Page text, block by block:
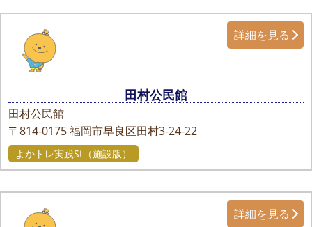
田村公民館
田村公民館
〒814-0175福岡市早良区田村3-24-22
詳細を見る
よかトレ実践St（施設版）
詳細を見る